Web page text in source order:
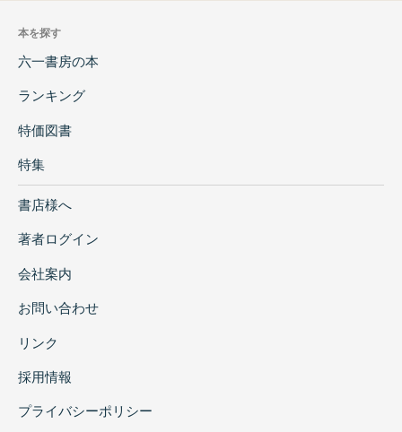
本を探す
六一書房の本
ランキング
特価図書
特集
書店様へ
著者ログイン
会社案内
お問い合わせ
リンク
採用情報
プライバシーポリシー